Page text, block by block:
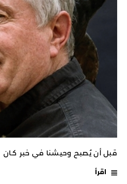
قبل أن يُصبح وحيشنا في خبر كـان
اقرأ